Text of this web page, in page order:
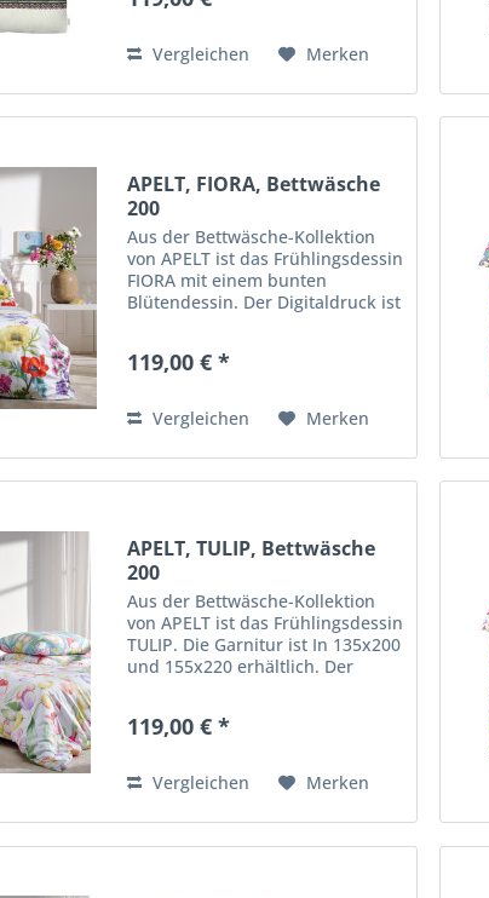
Vergleichen Merken
APELT, FIORA, Bettwäsche
200
Aus der Bettwäsche-Kollektion
von APELT ist das Frühlingsdessin
FIORA mit einem bunten
Blütendessin. Der Digitaldruck ist
hergestellt - nach GOTS & Ökotex
wird...
119,00 € *
Vergleichen Merken
APELT, TULIP, Bettwäsche
200
Aus der Bettwäsche-Kollektion
von APELT ist das Frühlingsdessin
TULIP. Die Garnitur ist In 135x200
und 155x220 erhältlich. Der
umweltschonend hergestellt -
119,00 € *
Vergleichen Merken